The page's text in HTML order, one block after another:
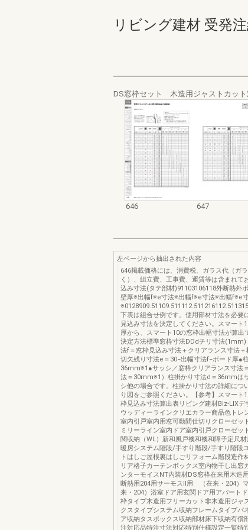
リビング建材 受発
DS窓枠セット 木造用ジャストカッ
646 647
左ページから抽出された内容
646掲載価格には、消費税、ガラス代（ガ
く）、組立費、工事費、運賃等は含まれて
込み寸法(タテ部材)91103106118外断熱外
壁厚※出幅f※e寸法※出幅f※e寸法※出幅f※e
下表は組合せ例です。使用部材寸法を必要
見込み寸法を決定してください。スマート
厚から、スマート10の窓枠出幅寸法が算出
決定方法標準窓枠寸法DDdチリ寸法(1mm)
法f＝窓枠見込み寸法＋クリアランス寸法
切欠残り寸法e＝30−出幅寸法f−ボード厚●
36mm※1●サッシ／窓枠クリアランス寸法
法＝30mm※1）柱掛かり寸法d＝36mmは
シ他の場合です。柱掛かり寸法の詳細につ
り図をご参照ください。【参考】スマート
枠見込み寸法算出表リビング建材Biz-LIXデ
ウッディーラインクリエカラー商品色トレ
室内引戸室内用窓可動間仕切りクローゼッ
ミリーライン室内ドア室内引戸クローゼッ
関収納（WL）新和風戸襖和襖和障子定尺
暖房システム階段/手すり階段/手すり階段
トはしご屋根裏はしごリフォーム階段造作
リア格子カーテンボックス室内物干し出窓
ンターモイスNT内装材DS窓枠在来用木造
断熱用204用サーモスⅡ用 （在来・204）
来・204）浴室ドア用玄関ドア用アパート
枠タイプ木造用フリーカット非木造用ジャ
クスタイプシステム収納フレームタイプパ
ア収納タスボックス収納部材床下収納有償
注対応品特注寸法対応特別仕様設定一覧特